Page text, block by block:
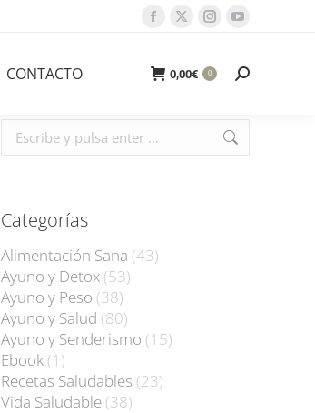
Facebook
opens
new
window
X
opens
new
window
Instagram
opens
new
window
YouTube
opens
new
window
CONTACTO 0,00€ 0 Buscar:
Buscar:
Categorías
Alimentación Sana (43)
Ayuno y Detox (53)
Ayuno y Peso (38)
Ayuno y Salud (80)
Ayuno y Senderismo (15)
Ebook (1)
Recetas Saludables (23)
Vida Saludable (38)